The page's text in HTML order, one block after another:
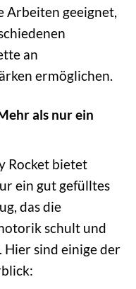
Arbeiten geeignet,
an
ermöglichen.
als nur ein
Rocket bietet
ein gut gefülltes
das die
schult und
Hier sind einige der